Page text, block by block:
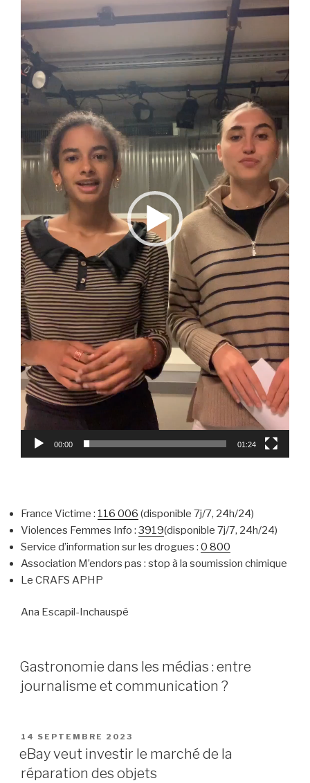
00:00 01:24
France Victime : 116 006 (disponible 7j/7, 24h/24)
Violences Femmes Info : 3919(disponible 7j/7, 24h/24)
Service d’information sur les drogues : 0 800
Association M’endors pas : stop à la soumission chimique
Le CRAFS APHP
Ana Escapil-Inchauspé
Gastronomie dans les médias : entre
journalisme et communication ?
PUBLIÉ
LE
14 SEPTEMBRE 2023
eBay veut investir le marché de la
réparation des objets